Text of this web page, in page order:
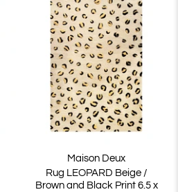
Maison Deux
Rug LEOPARD Beige /
Brown and Black Print 6.5 x